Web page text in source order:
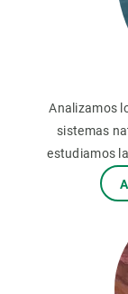
Analizamos
sistemas
estudiamos